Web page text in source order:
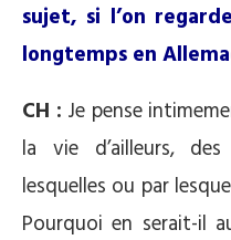
sujet, si l’on
longtemps en
CH : Je pense
la vie d’ailleurs,
lesquelles ou par
Pourquoi en serait-il